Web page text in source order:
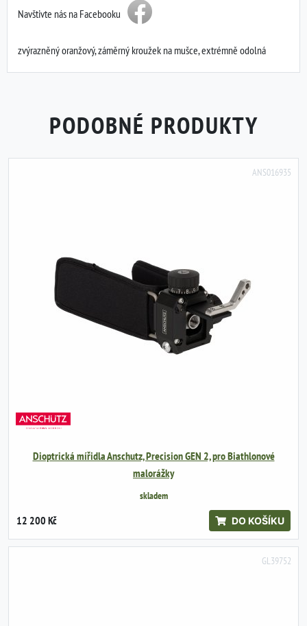
Navštivte nás na Facebooku
zvýrazněný oranžový, záměrný kroužek na mušce, extrémně odolná
PODOBNÉ PRODUKTY
ANS016935
Dioptrická mířidla Anschutz, Precision GEN 2, pro Biathlonové
malorážky
skladem
12 200 Kč DO KOŠÍKU
GL39752